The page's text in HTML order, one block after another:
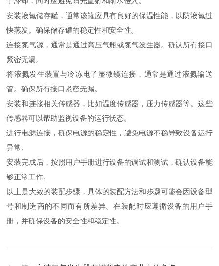
安装液氮储存罐，通常该罐应具有良好的保温性能，以防液氮过
快蒸发。确保储存罐的稳定性和安全性。
连接氮气源，通常是通过高压气瓶或氮气发生器。确认所有接口
紧密无漏。
将液氮发生装置与冷冻电子显微镜连接，通常是通过液氮输送
管。确保所有接口紧密无漏。
安装和连接相关传感器，比如温度传感器，压力传感器等。这些
传感器可以帮助监视设备的运行状态。
进行电源连接，确保电源的稳定性，避免电源不稳导致设备运行
异常。
安装完成后，按照用户手册进行设备的调试和测试，确认设备能
够正常工作。
以上是大致的装配步骤，具体的装配方法和步骤可能会因设备型
号和制造商的不同而有所差异。在装配时应遵循设备的用户手
册，并确保设备的安全性和稳定性。